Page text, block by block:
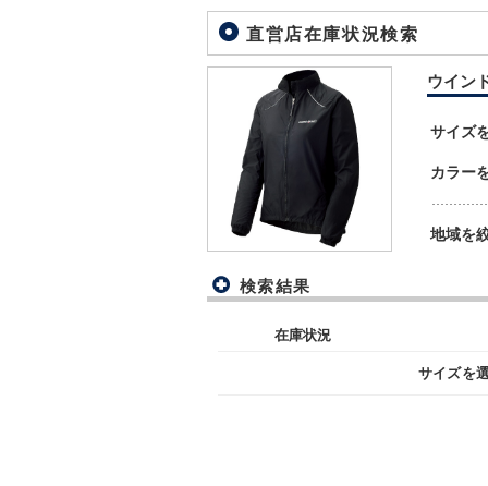
直営店在庫状況検索
ウイン
サイズ
カラー
地域を
検索結果
在庫状況
サイズを